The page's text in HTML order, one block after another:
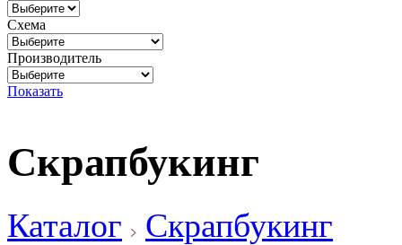
Схема
Производитель
Показать
Скрапбукинг
Каталог
Скрапбукинг